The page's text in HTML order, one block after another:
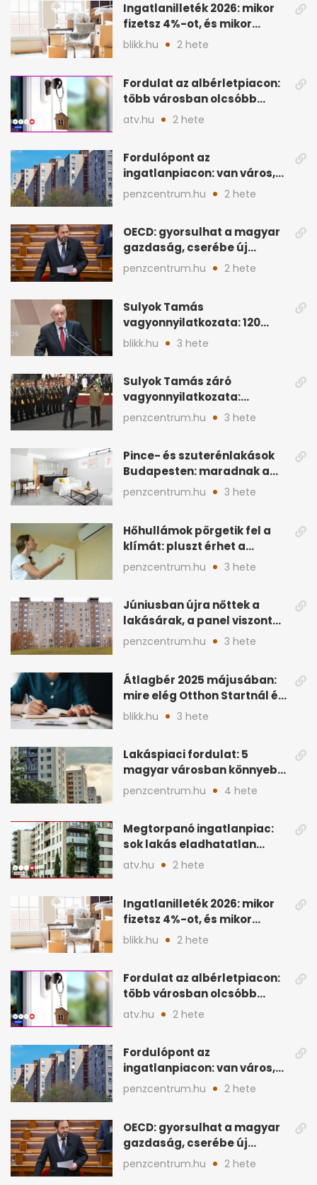
Ingatlanilleték 2026: mikor
fizetsz 4%-ot, és mikor
úszható meg legálisan?
blikk.hu 2 hete
Fordulat az albérletpiacon:
több városban olcsóbb
lehet a hiteltörlesztő
atv.hu 2 hete
Fordulópont az
ingatlanpiacon: van város,
ahol a vétel már olcsóbb
penzcentrum.hu 2 hete
OECD: gyorsulhat a magyar
gazdaság, cserébe új
ingatlanadó is felmerül
penzcentrum.hu 2 hete
Sulyok Tamás
vagyonnyilatkozata: 120
milliós megtakarítás, 5
blikk.hu 3 hete
Sulyok Tamás záró
vagyonnyilatkozata:
ingatlanok és
megtakarítások
penzcentrum.hu 3 hete
Pince- és szuterénlakások
Budapesten: maradnak a
szigorú szabályok
penzcentrum.hu 3 hete
Hőhullámok pörgetik fel a
klímát: pluszt érhet a
lakásban a hűtés
penzcentrum.hu 3 hete
Júniusban újra nőttek a
lakásárak, a panel viszont
lemaradt
penzcentrum.hu 3 hete
Átlagbér 2025 májusában:
mire elég Otthon Startnál és
hitelnél?
blikk.hu 3 hete
Lakáspiaci fordulat: 5
magyar városban könnyebb
lett lakást venni
penzcentrum.hu 4 hete
Megtorpanó ingatlanpiac:
sok lakás eladhatatlan
maradhat árcsökkentés
atv.hu 2 hete
Ingatlanilleték 2026: mikor
fizetsz 4%-ot, és mikor
úszható meg legálisan?
blikk.hu 2 hete
Fordulat az albérletpiacon:
több városban olcsóbb
lehet a hiteltörlesztő
atv.hu 2 hete
Fordulópont az
ingatlanpiacon: van város,
ahol a vétel már olcsóbb
penzcentrum.hu 2 hete
OECD: gyorsulhat a magyar
gazdaság, cserébe új
ingatlanadó is felmerül
penzcentrum.hu 2 hete